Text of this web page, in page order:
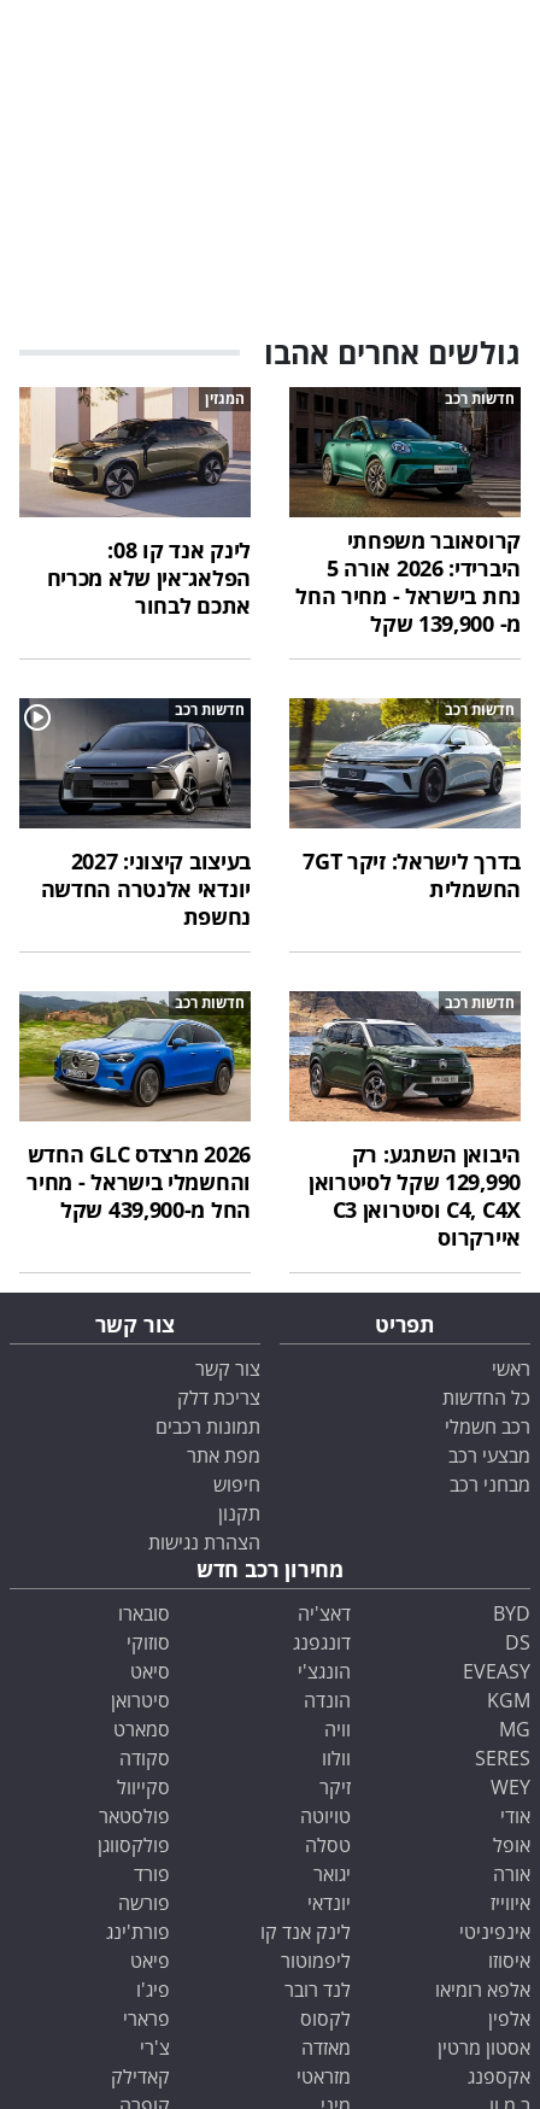
גולשים אחרים אהבו
חדשות רכב
קרוסאובר משפחתי
היברידי: 2026 אורה 5
נחת בישראל - מחיר החל
מ- 139,900 שקל
המגזין
לינק אנד קו 08:
הפלאג־אין שלא מכריח
אתכם לבחור
חדשות רכב
בדרך לישראל: זיקר 7GT
החשמלית
חדשות רכב
בעיצוב קיצוני: 2027
יונדאי אלנטרה החדשה
נחשפת
חדשות רכב
היבואן השתגע: רק
129,990 שקל לסיטרואן
C4, C4X וסיטרואן C3
איירקרוס
חדשות רכב
2026 מרצדס GLC החדש
והחשמלי בישראל - מחיר
החל מ-439,900 שקל
תפריט
ראשי
כל החדשות
רכב חשמלי
מבצעי רכב
מבחני רכב
צור קשר
צור קשר
צריכת דלק
תמונות רכבים
מפת אתר
חיפוש
תקנון
הצהרת נגישות
מחירון רכב חדש
BYD
DS
EVEASY
KGM
MG
SERES
WEY
אודי
אופל
אורה
איווייז
אינפיניטי
איסוזו
אלפא רומיאו
אלפין
אסטון מרטין
אקספנג
דאצ'יה
דונגפנג
הונגצ'י
הונדה
וויה
וולוו
זיקר
טויוטה
טסלה
יגואר
יונדאי
לינק אנד קו
ליפמוטור
לנד רובר
לקסוס
מאזדה
מזראטי
סובארו
סוזוקי
סיאט
סיטרואן
סמארט
סקודה
סקייוול
פולסטאר
פולקסווגן
פורד
פורשה
פורת'ינג
פיאט
פיג'ו
פרארי
צ'רי
קאדילק